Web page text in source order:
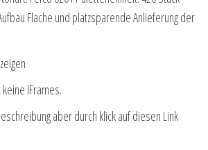
Flache und platzsparende Anlieferung der
IFrames.
aber durch klick auf diesen Link